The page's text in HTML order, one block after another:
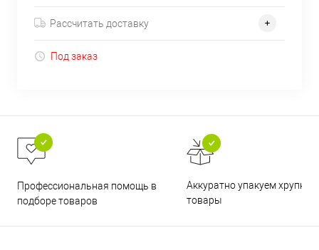
Рассчитать доставку
Под заказ
Профессиональная помощь в
подборе товаров
Аккуратно упакуем хрупкие
товары